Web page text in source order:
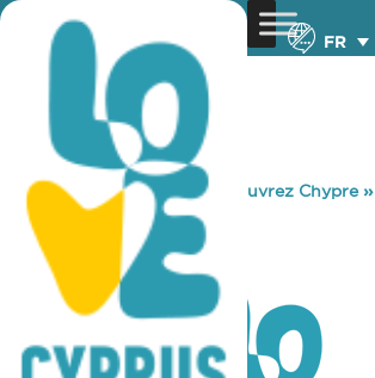
FR
You are here: Home »Découvrez Chypre»
PASYEK P.E.O.
PASYEK P.E.O.